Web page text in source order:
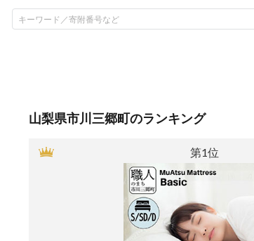
山梨県市川三郷町のランキング
第1位